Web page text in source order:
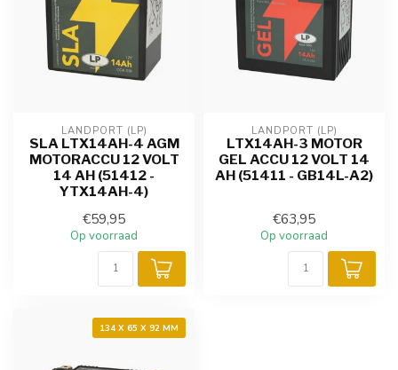
LANDPORT (LP)
SLA LTX14AH-4 AGM
MOTORACCU 12 VOLT
14 AH (51412 -
YTX14AH-4)
€59,95
Op voorraad
LANDPORT (LP)
LTX14AH-3 MOTOR
GEL ACCU 12 VOLT 14
AH (51411 - GB14L-A2)
€63,95
Op voorraad
134 X 65 X 92 MM